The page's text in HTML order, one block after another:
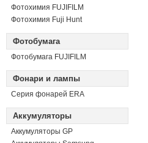
Фотохимия FUJIFILM
Фотохимия Fuji Hunt
Фотобумага
Фотобумага FUJIFILM
Фонари и лампы
Серия фонарей ERA
Аккумуляторы
Аккумуляторы GP